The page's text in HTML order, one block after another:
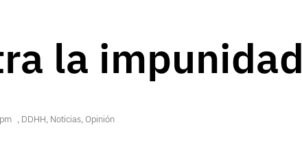
la impunidad
, DDHH, Noticias,Opinión